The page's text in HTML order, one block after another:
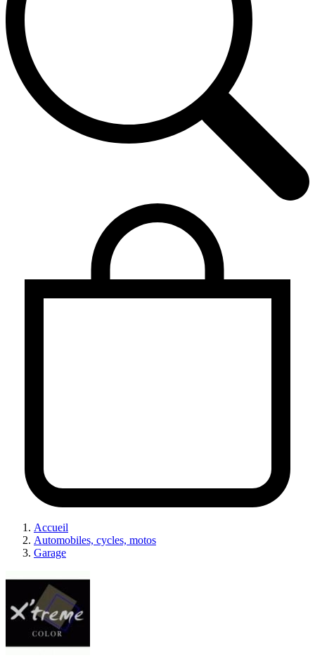
Accueil
Automobiles, cycles, motos
Garage